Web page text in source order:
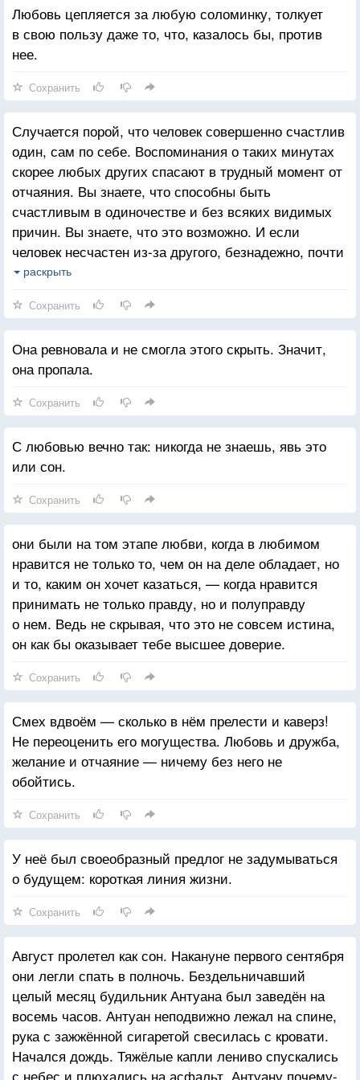
Любовь цепляется за любую соломинку, толкует
в свою пользу даже то, что, казалось бы, против
нее.
Сохранить
Случается порой, что человек совершенно счастлив
один, сам по себе. Воспоминания о таких минутах
скорее любых других спасают в трудный момент от
отчаяния. Вы знаете, что способны быть
счастливым в одиночестве и без всяких видимых
причин. Вы знаете, что это возможно. И если
человек несчастен из-за другого, безнадежно, почти
органически зависим от него, такие воспоминания
раскрыть
Сохранить
Она ревновала и не смогла этого скрыть. Значит,
она пропала.
Сохранить
С любовью вечно так: никогда не знаешь, явь это
или сон.
Сохранить
они были на том этапе любви, когда в любимом
нравится не только то, чем он на деле обладает, но
и то, каким он хочет казаться, — когда нравится
принимать не только правду, но и полуправду
о нем. Ведь не скрывая, что это не совсем истина,
он как бы оказывает тебе высшее доверие.
Сохранить
Смех вдвоём — сколько в нём прелести и каверз!
Не переоценить его могущества. Любовь и дружба,
желание и отчаяние — ничему без него не
обойтись.
Сохранить
У неё был своеобразный предлог не задумываться
о будущем: короткая линия жизни.
Сохранить
Август пролетел как сон. Накануне первого сентября
они легли спать в полночь. Бездельничавший
целый месяц будильник Антуана был заведён на
восемь часов. Антуан неподвижно лежал на спине,
рука с зажжённой сигаретой свесилась с кровати.
Начался дождь. Тяжёлые капли лениво спускались
с небес и плюхались на асфальт. Антуану почему-